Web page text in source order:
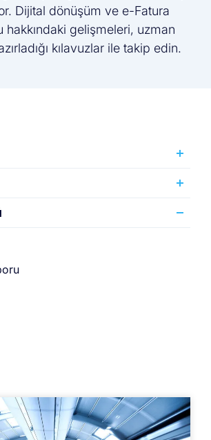
Dijital dönüşüm ve e-Fatura
hakkındaki gelişmeleri, uzman
kılavuzlar ile takip edin.